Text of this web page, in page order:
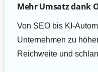
Mehr Umsatz dank
Von SEO bis KI-
Unternehmen zu
Reichweite und